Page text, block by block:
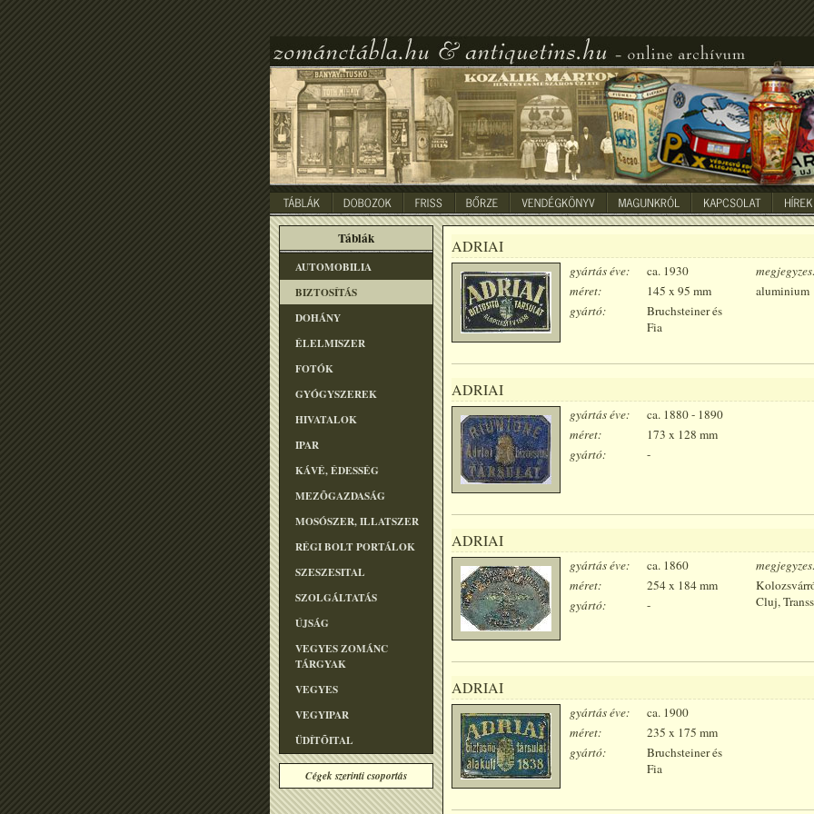
Táblák
AUTOMOBILIA
BIZTOSÍTÁS
DOHÁNY
ÉLELMISZER
FOTÓK
GYÓGYSZEREK
HIVATALOK
IPAR
KÁVÉ, ÉDESSÉG
MEZÕGAZDASÁG
MOSÓSZER, ILLATSZER
RÉGI BOLT PORTÁLOK
SZESZESITAL
SZOLGÁLTATÁS
ÚJSÁG
VEGYES ZOMÁNC
TÁRGYAK
VEGYES
VEGYIPAR
ÜDÍTÕITAL
Cégek szerinti csoportás
ADRIAI
gyártás éve:
ca. 1930
méret:
145 x 95 mm
gyártó:
Bruchsteiner és
Fia
aluminium
ADRIAI
gyártás éve:
ca. 1880 - 1890
méret:
173 x 128 mm
gyártó:
-
ADRIAI
gyártás éve:
ca. 1860
méret:
254 x 184 mm
gyártó:
-
Cluj,
ADRIAI
gyártás éve:
ca. 1900
méret:
235 x 175 mm
gyártó:
Bruchsteiner és
Fia